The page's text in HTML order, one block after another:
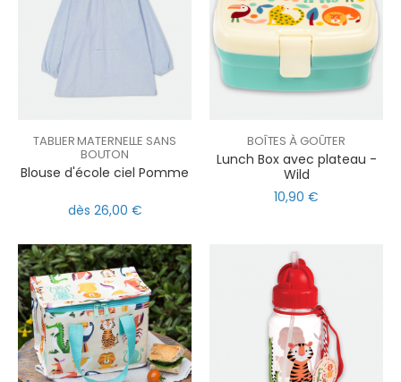
TABLIER MATERNELLE SANS
BOUTON
Blouse d'école ciel Pomme
dès 26,00 €
BOÎTES À GOÛTER
Lunch Box avec plateau -
Wild
10,90 €